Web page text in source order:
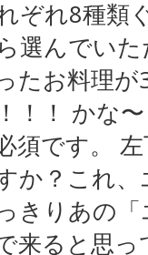
ぞれ8種類
選んでいた
たお料理が
！！ かな
須です。
か？これ
きりあの
来ると思